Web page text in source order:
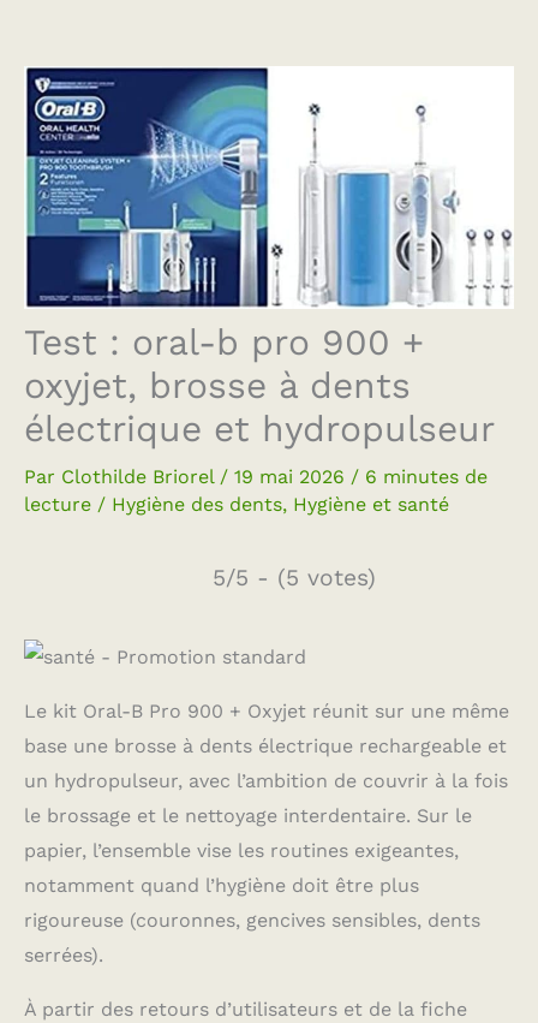
Test : oral-b pro 900 +
oxyjet, brosse à dents
électrique et hydropulseur
Par Clothilde Briorel / 19 mai 2026 / 6 minutes de
lecture / Hygiène des dents, Hygiène et santé
5/5 - (5 votes)
Le kit Oral-B Pro 900 + Oxyjet réunit sur une même
base une brosse à dents électrique rechargeable et
un hydropulseur, avec l’ambition de couvrir à la fois
le brossage et le nettoyage interdentaire. Sur le
papier, l’ensemble vise les routines exigeantes,
notamment quand l’hygiène doit être plus
rigoureuse (couronnes, gencives sensibles, dents
serrées).
À partir des retours d’utilisateurs et de la fiche